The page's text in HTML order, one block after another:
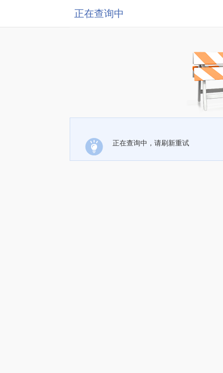
正在查询中
正在查询中，请刷新重试